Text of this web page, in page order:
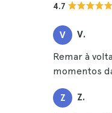
4.7
V V.
Remar à
momentos
Z Z.